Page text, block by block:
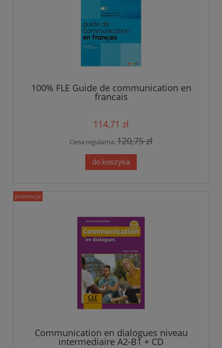
100% FLE Guide de communication en
francais
114,71 zł
Cena regularna:120,75 zł
do koszyka
Communication en dialogues niveau
intermediaire A2-B1 + CD
promocja